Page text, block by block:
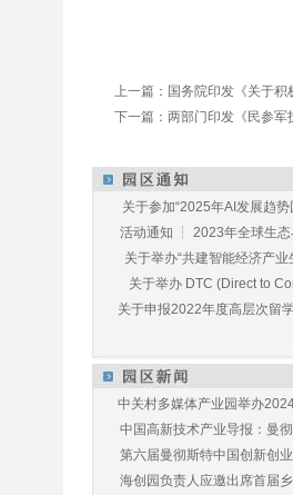
上一篇： 国务院印发《关于积
下一篇： 两部门印发《民参军
关于参加“2025年AI发展趋
活动通知 ┆ 2023年全球生态
关于举办“共建智能经济产业
关于举办 DTC (Direct to
关于申报2022年度高层次留
中关村多媒体产业园举办
中国高新技术产业导报：曼
第六届曼彻斯特中国创新创
海创园负责人应邀出席首届